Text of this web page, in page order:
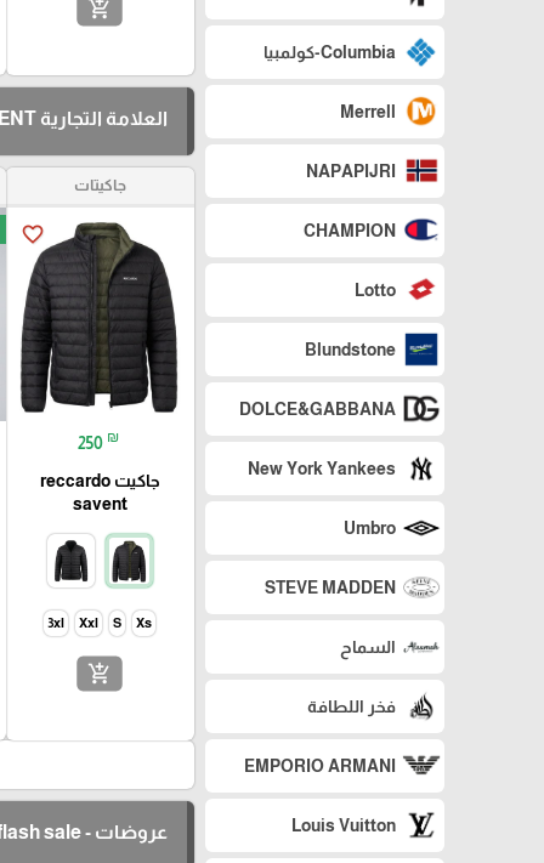
Columbia-كولمبيا
Merrell
NAPAPIJRI
CHAMPION
Lotto
Blundstone
DOLCE&GABBANA
New York Yankees
Umbro
STEVE MADDEN
السماح
فخر اللطافة
EMPORIO ARMANI
Louis Vuitton
add_shopping_cart
العلامة التجارية RECCARDO SEVENT
جاكيتات
favorite_border
250 ₪
جاكيت reccardo
savent
Xs
S
Xxl
3xl
add_shopping_cart
عروضات - flash sale